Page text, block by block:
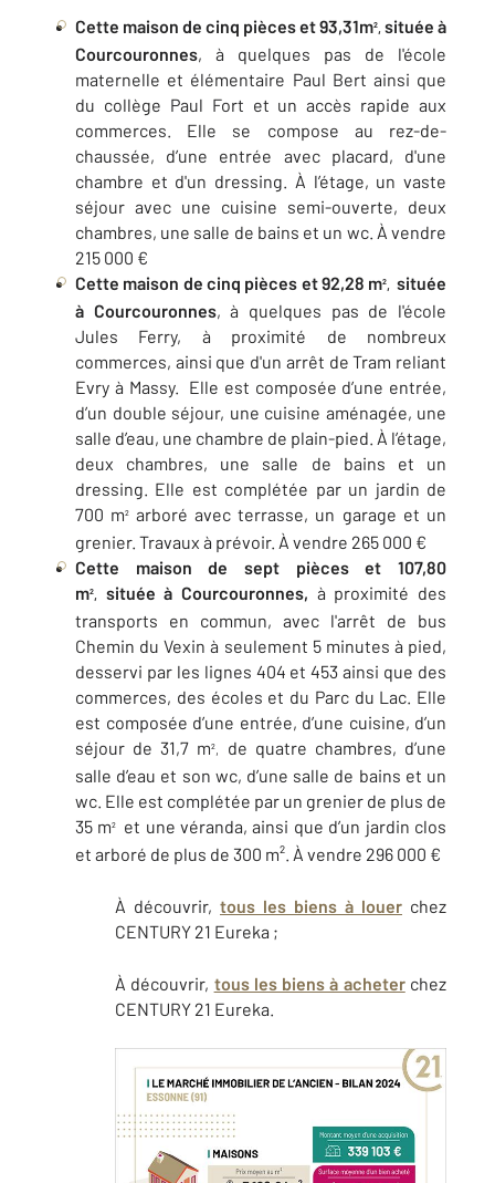
Cette maison de cinq pièces et 93,31m², située à
Courcouronnes, à quelques pas de l'école
maternelle et élémentaire Paul Bert ainsi que
du collège Paul Fort et un accès rapide aux
commerces. Elle se compose au rez-de-
chaussée, d’une entrée avec placard, d'une
chambre et d'un dressing. À l’étage, un vaste
séjour avec une cuisine semi-ouverte, deux
chambres, une salle de bains et un wc. À vendre
215 000 €
Cette maison de cinq pièces et 92,28 m², située
à Courcouronnes, à quelques pas de l'école
Jules Ferry, à proximité de nombreux
commerces, ainsi que d'un arrêt de Tram reliant
Evry à Massy. Elle est composée d’une entrée,
d’un double séjour, une cuisine aménagée, une
salle d’eau, une chambre de plain-pied. À l’étage,
deux chambres, une salle de bains et un
dressing. Elle est complétée par un jardin de
700 m² arboré avec terrasse, un garage et un
grenier. Travaux à prévoir. À vendre 265 000 €
Cette maison de sept pièces et 107,80
m², située à Courcouronnes, à proximité des
transports en commun, avec l'arrêt de bus
Chemin du Vexin à seulement 5 minutes à pied,
desservi par les lignes 404 et 453 ainsi que des
commerces, des écoles et du Parc du Lac. Elle
est composée d’une entrée, d’une cuisine, d’un
séjour de 31,7 m²,
de quatre chambres, d’une
salle d’eau et son wc, d’une salle de bains et un
wc. Elle est complétée par un grenier de plus de
35 m² et une véranda, ainsi que d’un jardin clos
et arboré de plus de 300 m². À vendre 296 000 €
À découvrir, tous les biens à louer chez
CENTURY 21 Eureka ;
À découvrir, tous les biens à acheterchez
CENTURY 21 Eureka.